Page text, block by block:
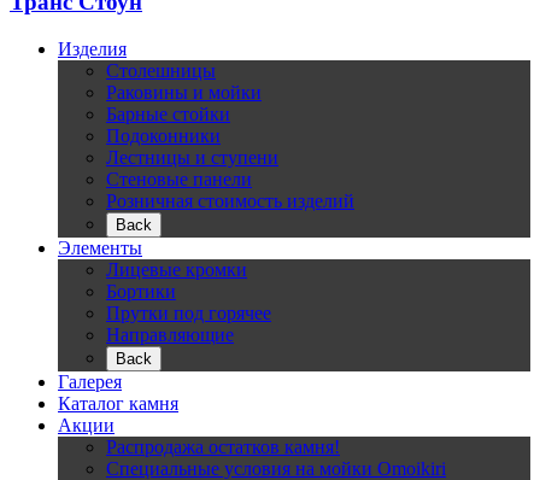
Изделия
Столешницы
Раковины и мойки
Барные стойки
Подоконники
Лестницы и ступени
Стеновые панели
Розничная стоимость изделий
Back
Элементы
Лицевые кромки
Бортики
Прутки под горячее
Направляющие
Back
Галерея
Каталог камня
Акции
Распродажа остатков камня!
Специальные условия на мойки Omoikiri